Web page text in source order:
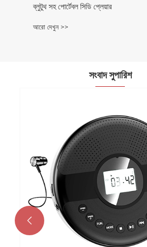
ব্লুটুথ সহ পোর্টেবল সিডি প্লেয়ার
আরো দেখুন >>
সংবাদ সুপারিশ
